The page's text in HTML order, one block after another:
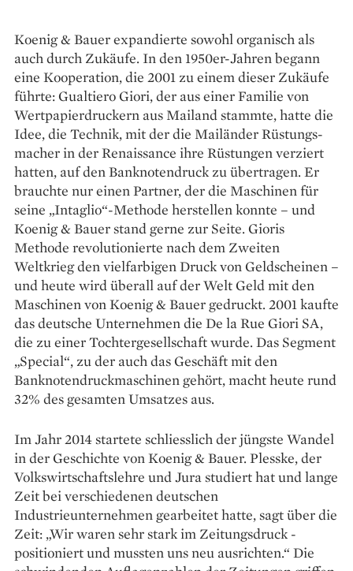
Koenig & Bauer expandierte sowohl organisch als
auch durch Zukäufe. In den 1950er-Jahren begann
eine Kooperation, die 2001 zu einem dieser Zukäufe
führte: Gual­tiero Giori, der aus einer Familie von
Wertpapierdruckern aus Mailand stammte, hatte die
Idee, die Technik, mit der die Mailänder Rüstungs­
macher in der Renaissance ihre Rüstungen verziert
hatten, auf den Banknotendruck zu übertragen. Er
brauchte nur einen Partner, der die Maschinen für
seine „Intaglio“-Methode herstellen konnte – und
Koenig & Bauer stand gerne zur Seite. Gioris
Methode revolutionierte nach dem Zweiten
Weltkrieg den vielfarbigen Druck von Geldscheinen –
und heute wird überall auf der Welt Geld mit den
Maschinen von Koenig & Bauer gedruckt. 2001 kaufte
das deutsche Unternehmen die De la Rue Giori SA,
die zu einer Tochtergesellschaft wurde. Das Segment
„Special“, zu der auch das Geschäft mit den
Banknotendruckmaschinen ­gehört, macht heute rund
32% des gesamten Umsatzes aus.
Im Jahr 2014 startete schliesslich der jüngste Wandel
in der ­Geschichte von Koenig & Bauer. Plesske, der
Volkswirtschaftslehre und Jura studiert hat und lange
Zeit bei verschiedenen deutschen
Industrieunternehmen gearbeitet hatte, sagt über die
Zeit: „Wir waren sehr stark im Zeitungsdruck ­
positioniert und mussten uns neu ausrichten.“ Die